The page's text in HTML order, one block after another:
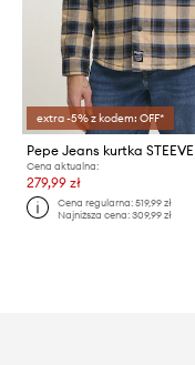
extra -5% z kodem: OFF*
Pepe Jeans kurtka STEEVE
Cena aktualna:
279,99 zł
Cena regularna:519,99 zł
Najniższa cena:309,99 zł